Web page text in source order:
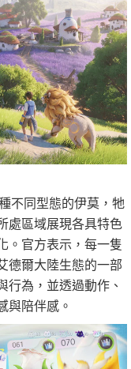
同型態的伊莫，牠
處區域展現各具特色
。官方表示，每一隻
德爾大陸生態的一部
為，並透過動作、
與陪伴感。